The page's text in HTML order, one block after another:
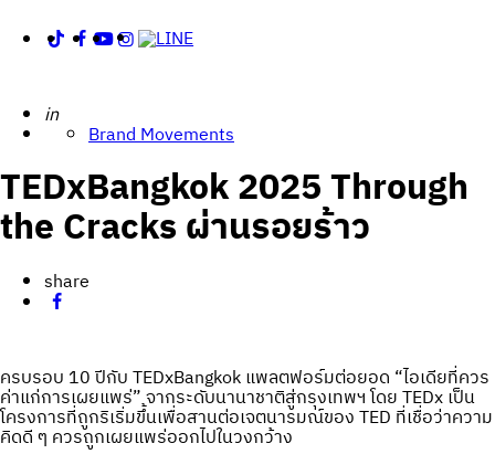
Posted
in
Brand Movements
TEDxBangkok 2025 Through
the Cracks ผ่านรอยร้าว
share
ครบรอบ 10 ปีกับ TEDxBangkok แพลตฟอร์มต่อยอด “ไอเดียที่ควร
ค่าแก่การเผยแพร่” จากระดับนานาชาติสู่กรุงเทพฯ โดย TEDx เป็น
โครงการที่ถูกริเริ่มขึ้นเพื่อสานต่อเจตนารมณ์ของ TED ที่เชื่อว่าความ
คิดดี ๆ ควรถูกเผยแพร่ออกไปในวงกว้าง